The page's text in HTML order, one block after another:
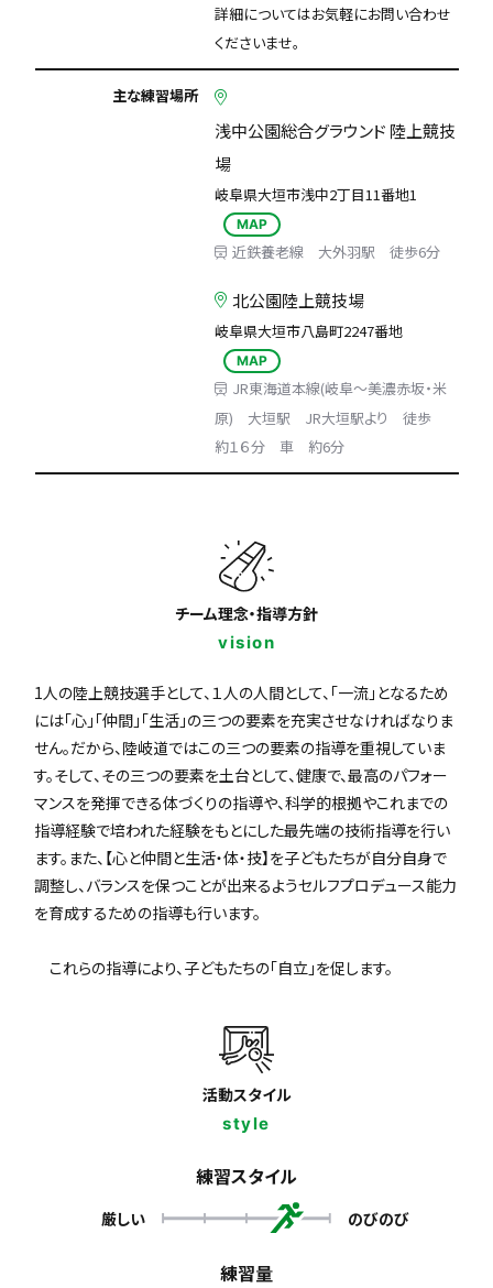
詳細についてはお気軽にお問い合わせ
くださいませ。
主な練習場所
浅中公園総合グラウンド 陸上競技
場
岐阜県大垣市浅中2丁目11番地1
MAP
近鉄養老線 大外羽駅 徒歩6分
北公園陸上競技場
岐阜県大垣市八島町2247番地
MAP
JR東海道本線(岐阜～美濃赤坂・米
原) 大垣駅 JR大垣駅より 徒歩
約１６分 車 約6分
チーム理念・指導方針
vision
1人の陸上競技選手として、１人の人間として、「一流」となるため
には「心」「仲間」「生活」の三つの要素を充実させなければなりま
せん。だから、陸岐道ではこの三つの要素の指導を重視していま
す。そして、その三つの要素を土台として、健康で、最高のパフォー
マンスを発揮できる体づくりの指導や、科学的根拠やこれまでの
指導経験で培われた経験をもとにした最先端の技術指導を行い
ます。また、【心と仲間と生活・体・技】を子どもたちが自分自身で
調整し、バランスを保つことが出来るようセルフプロデュース能力
を育成するための指導も行います。
これらの指導により、子どもたちの「自立」を促します。
活動スタイル
style
練習スタイル
厳しい のびのび
練習量